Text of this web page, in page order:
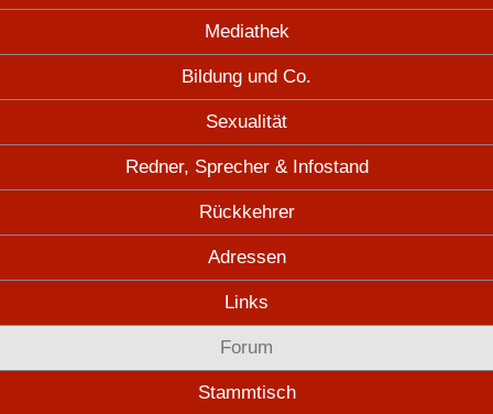
Mediathek
Bildung und Co.
Sexualität
Redner, Sprecher & Infostand
Rückkehrer
Adressen
Links
Forum
Stammtisch